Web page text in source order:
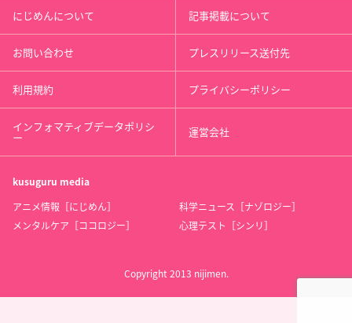
にじめんについて 記事掲載について
お問い合わせ プレスリリース送付先
利用規約 プライバシーポリシー
インフォマティブデータポリシ
ー 運営会社
kusuguru media
アニメ情報［にじめん］
科学ニュース［ナゾロジー］
メンタルケア［ココロジー］
心理テスト［シンリ］
Copyright 2013 nijimen.